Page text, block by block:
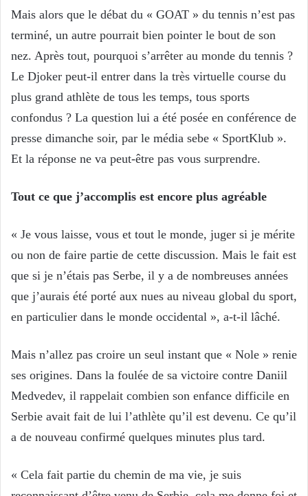
Mais alors que le débat du « GOAT » du tennis n’est pas
terminé, un autre pourrait bien pointer le bout de son
nez. Après tout, pourquoi s’arrêter au monde du tennis ?
Le Djoker peut-il entrer dans la très virtuelle course du
plus grand athlète de tous les temps, tous sports
confondus ? La question lui a été posée en conférence de
presse dimanche soir, par le média sebe « SportKlub ».
Et la réponse ne va peut-être pas vous surprendre.
Tout ce que j’accomplis est encore plus agréable
« Je vous laisse, vous et tout le monde, juger si je mérite
ou non de faire partie de cette discussion. Mais le fait est
que si je n’étais pas Serbe, il y a de nombreuses années
que j’aurais été porté aux nues au niveau global du sport,
en particulier dans le monde occidental », a-t-il lâché.
Mais n’allez pas croire un seul instant que « Nole » renie
ses origines. Dans la foulée de sa victoire contre Daniil
Medvedev, il rappelait combien son enfance difficile en
Serbie avait fait de lui l’athlète qu’il est devenu. Ce qu’il
a de nouveau confirmé quelques minutes plus tard.
« Cela fait partie du chemin de ma vie, je suis